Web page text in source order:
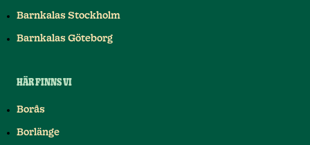
Barnkalas Stockholm
Barnkalas Göteborg
HÄR FINNS VI
Borås
Borlänge